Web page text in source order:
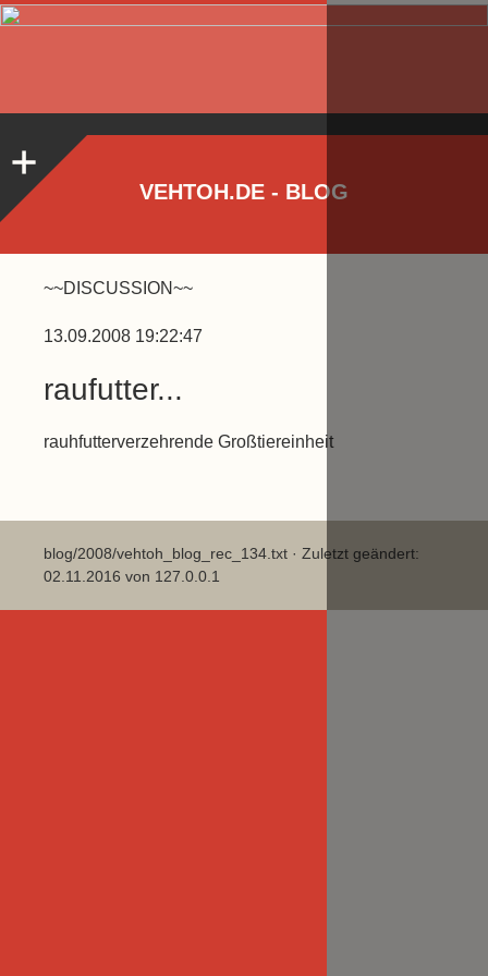
VEHTOH.DE - BLOG
~~DISCUSSION~~
13.09.2008 19:22:47
raufutter...
rauhfutterverzehrende Großtiereinheit
blog/2008/vehtoh_blog_rec_134.txt · Zuletzt geändert:
02.11.2016 von 127.0.0.1